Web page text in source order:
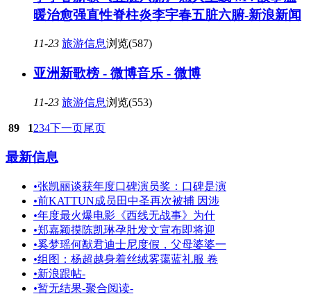
暖治愈强直性脊柱炎李宇春五脏六腑-新浪新闻
11-23 旅游信息浏览(587)
亚洲新歌榜 - 微博音乐 - 微博
11-23 旅游信息浏览(553)
89 1234下一页尾页
最新信息
•张凯丽谈获年度口碑演员奖：口碑是演
•前KATTUN成员田中圣再次被捕 因涉
•年度最火爆电影《西线无战事》为什
•郑嘉颖摸陈凯琳孕肚发文宣布即将迎
•奚梦瑶何猷君迪士尼度假，父母婆婆一
•组图：杨超越身着丝绒雾霭蓝礼服 卷
•新浪跟帖-
•暂无结果-聚合阅读-